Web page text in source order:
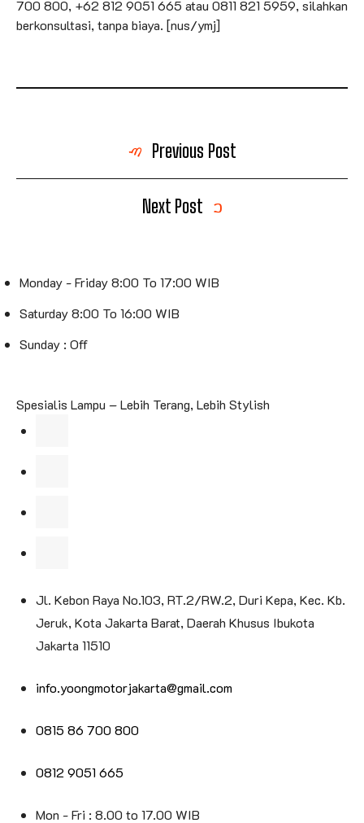
700 800, +62 812 9051 665 atau 0811 821 5959, silahkan
berkonsultasi, tanpa biaya. [nus/ymj]
Previous Post
Next Post
Monday - Friday 8:00 To 17:00 WIB
Saturday 8:00 To 16:00 WIB
Sunday : Off
Spesialis Lampu – Lebih Terang, Lebih Stylish
Jl. Kebon Raya No.103, RT.2/RW.2, Duri Kepa, Kec. Kb.
Jeruk, Kota Jakarta Barat, Daerah Khusus Ibukota
Jakarta 11510
info.yoongmotorjakarta@gmail.com
0815 86 700 800
0812 9051 665
Mon - Fri : 8.00 to 17.00 WIB